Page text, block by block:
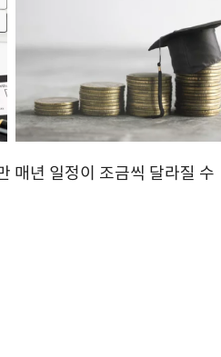
매년 일정이 조금씩 달라질 수